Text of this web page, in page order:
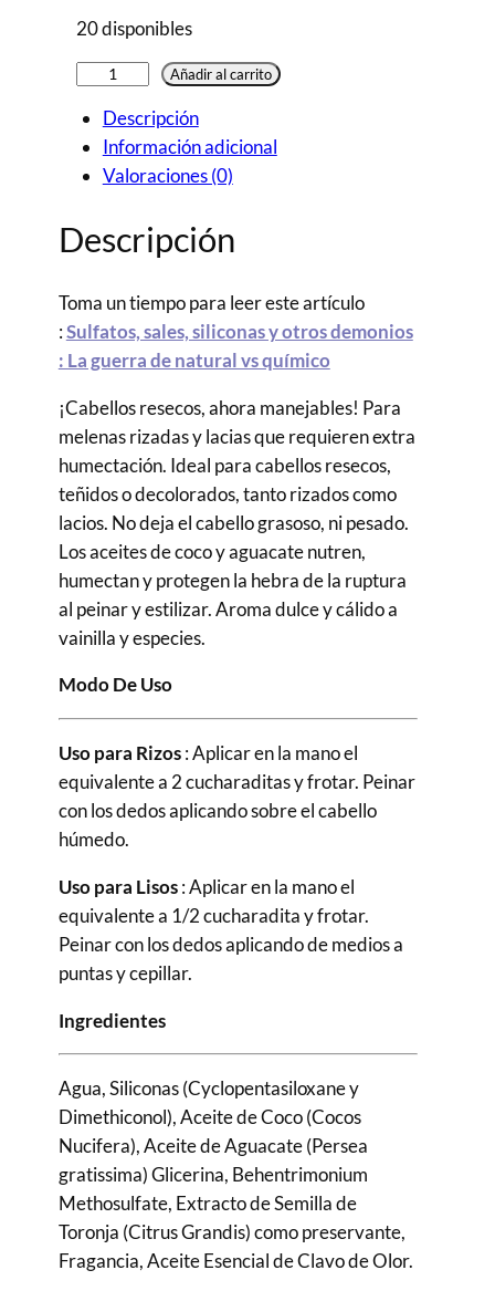
20 disponibles
Crema
Rizos
Lisos
Chai
250ml
cantidad
Añadir al carrito
Descripción
Información adicional
Valoraciones (0)
Descripción
Toma un tiempo para leer este artículo
:Sulfatos, sales, siliconas y otros demonios
: La guerra de natural vs químico
¡Cabellos resecos, ahora manejables! Para
melenas rizadas y lacias que requieren extra
humectación. Ideal para cabellos resecos,
teñidos o decolorados, tanto rizados como
lacios. No deja el cabello grasoso, ni pesado.
Los aceites de coco y aguacate nutren,
humectan y protegen la hebra de la ruptura
al peinar y estilizar. Aroma dulce y cálido a
vainilla y especies.
Modo De Uso
Uso para Rizos: Aplicar en la mano el
equivalente a 2 cucharaditas y frotar. Peinar
con los dedos aplicando sobre el cabello
húmedo.
Uso para Lisos: Aplicar en la mano el
equivalente a 1/2 cucharadita y frotar.
Peinar con los dedos aplicando de medios a
puntas y cepillar.
Ingredientes
Agua, Siliconas (Cyclopentasiloxane y
Dimethiconol), Aceite de Coco (Cocos
Nucifera), Aceite de Aguacate (Persea
gratissima) Glicerina, Behentrimonium
Methosulfate, Extracto de Semilla de
Toronja (Citrus Grandis) como preservante,
Fragancia, Aceite Esencial de Clavo de Olor.